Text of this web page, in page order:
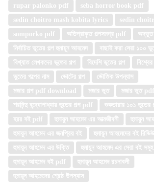
rupar palonko pdf
seba horror book pdf
sedin choitro mash kobita lyrics
sedin
somporko pdf
অতিপ্রাকৃত গল্পসমগ্র pdf
অদ্ভুত
নির্বাচিত ভূতের গল্প হুমায়ূন আহমেদ
বাছাই করা সেরা ১০০
বিখ্যাত লেখকদের ভূতের গল্প
বিদেশি ভূতের গল্প
ভুতের গল্পের নাম
ভোটের গল্প
ভৌতিক উপন্যাস
মজার গল্প pdf download
মজার ভূত
মজার ভূত pdf
শরদিন্দু বন্দ্যোপাধ্যায় ভূতের গল্প pdf
শুকতারার ১০১ ভূতের
হরর বই pdf
হুমায়ুন আহমেদ এর আত্মজীবনী
হুমায়ুন
হুমায়ুন আহমেদ এর জনপ্রিয় বই
হুমায়ুন আহমেদের বই রিভিউ
হুমায়ূন আহমেদ এর উক্তি
হুমায়ূন আহমেদ এর সেরা বই সমূহ
হুমায়ূন আহমেদ বই pdf
হুমায়ূন আহমেদ রচনাবলী
হুমায়ূন আহমেদের শ্রেষ্ঠ উপন্যাস